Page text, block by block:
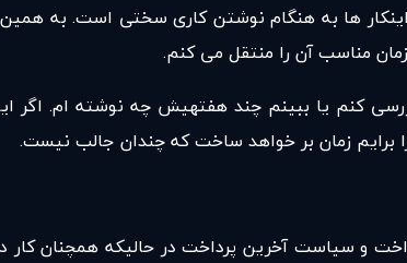
ها به هنگام نوشتن کاری سختی است. به
مناسب آن را منتقل می کنم.
کنم یا ببینم چند هفتهیش چه نوشته ام. اگر
برایم زمان بر خواهد ساخت که چندان جالب نیست.
و سیاست آخرین پرداخت در حالیکه همچنان کار